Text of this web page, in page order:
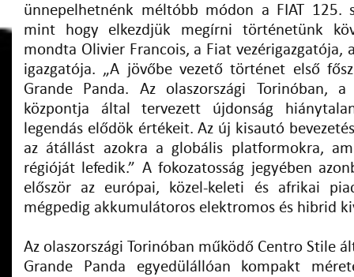
ünnepelhetnénk méltóbb módon a FIAT 125.
mint hogy elkezdjük megírni történetünk
mondta Olivier Francois, a Fiat vezérigazgatója,
igazgatója. „A jövőbe vezető történet első
Grande Panda. Az olaszországi Torinóban, a
központja által tervezett újdonság
legendás elődök értékeit. Az új kisautó
az átállást azokra a globális platformokra,
régióját lefedik.” A fokozatosság jegyében
először az európai, közel-keleti és afrikai
mégpedig akkumulátoros elektromos és hibrid
Az olaszországi Torinóban működő Centro Stile
Grande Panda egyedülállóan kompakt